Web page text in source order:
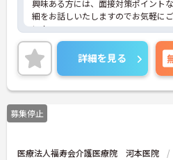
興味ある方には、面接対策ポイント
細をお話しいたしますのでお気軽に
い！
詳細を見る
募集停止
医療法人福寿会介護医療院 河本医院